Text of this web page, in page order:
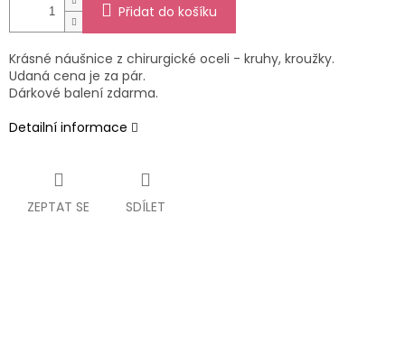
Přidat do košíku
Krásné náušnice z chirurgické oceli - kruhy, kroužky.
Udaná cena je za pár.
Dárkové balení zdarma.
Detailní informace
ZEPTAT SE SDÍLET